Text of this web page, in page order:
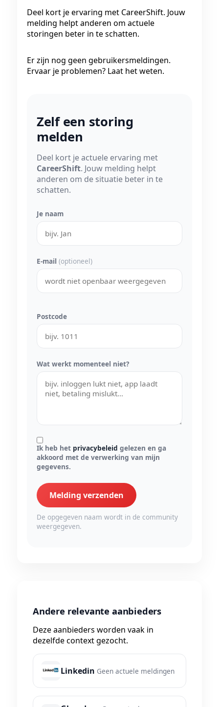
Deel kort je ervaring met CareerShift. Jouw
melding helpt anderen om actuele
storingen beter in te schatten.
Er zijn nog geen gebruikersmeldingen.
Ervaar je problemen? Laat het weten.
Zelf een storing
melden
Deel kort je actuele ervaring met
CareerShift. Jouw melding helpt
anderen om de situatie beter in te
schatten.
Je naam
E-mail (optioneel)
Postcode
Wat werkt momenteel niet?
Ik heb het privacybeleid gelezen en ga
akkoord met de verwerking van mijn
gegevens.
Melding verzenden
De opgegeven naam wordt in de community
weergegeven.
Andere relevante aanbieders
Deze aanbieders worden vaak in
dezelfde context gezocht.
Linkedin Geen actuele meldingen